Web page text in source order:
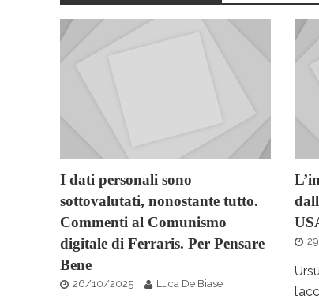
I dati personali sono
sottovalutati, nonostante tutto.
Commenti al Comunismo
digitale di Ferraris. Per Pensare
Bene
26/10/2025 Luca De Biase